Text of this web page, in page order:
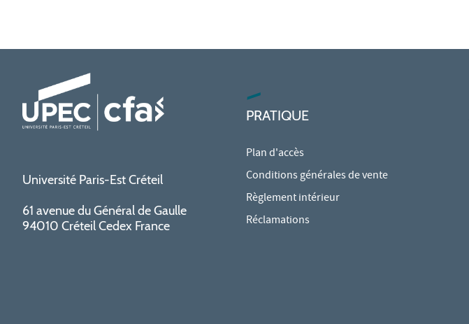
Université Paris-Est Créteil
61 avenue du Général de Gaulle
94010 Créteil Cedex France
PRATIQUE
Plan d'accès
Conditions générales de vente
Règlement intérieur
Réclamations